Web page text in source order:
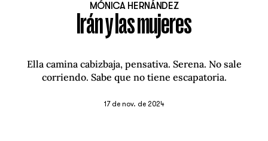
MÓNICA HERNÁNDEZ
Irán y las mujeres
Ella camina cabizbaja, pensativa. Serena. No sale
corriendo. Sabe que no tiene escapatoria.
17 de nov. de 2024